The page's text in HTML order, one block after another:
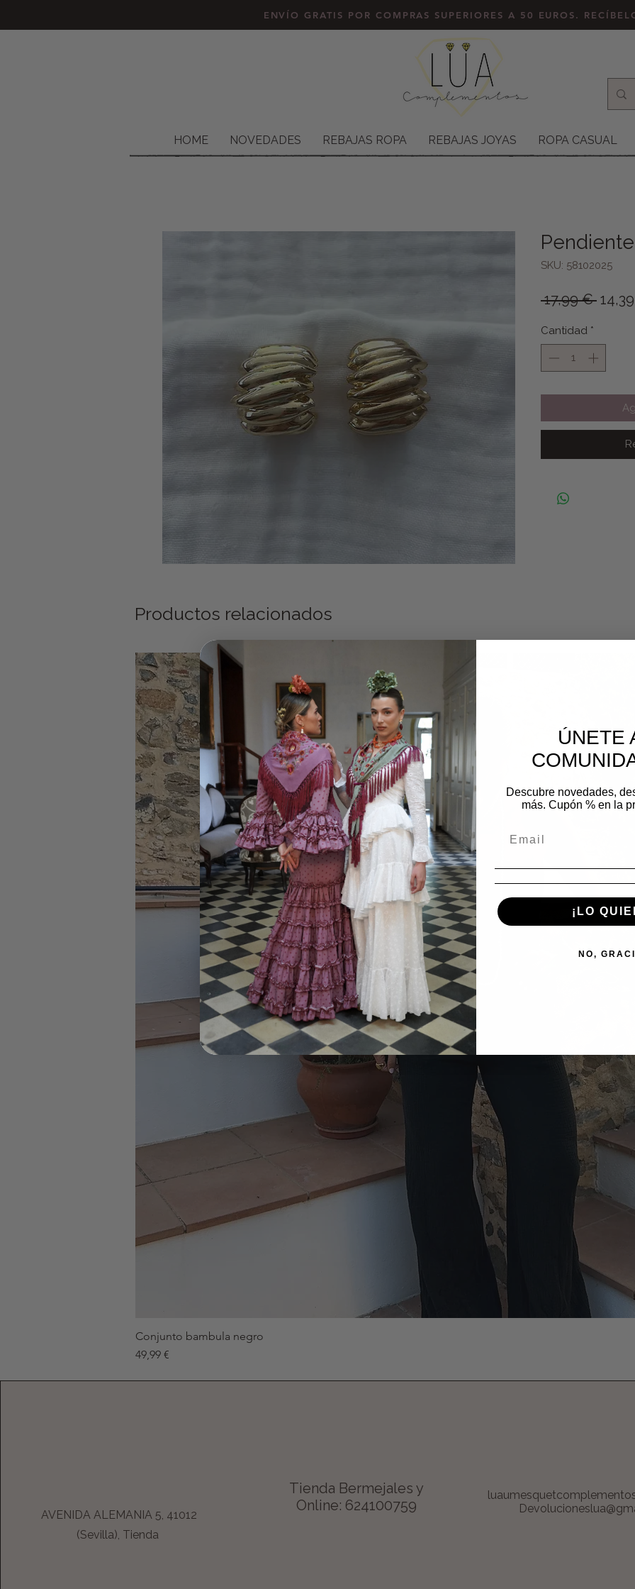
ENVÍO GRATIS POR COMPRAS SUPERIORES A 50 EUROS.
HOME NOVEDADES REBAJAS ROPA REBAJAS JOYAS ROPA CASUAL
SKU: 58102025
17,99 €
Cantidad *
Productos relacionados
Conjunto bambula negro
Precio
49,99 €
AVENIDA ALEMANIA 5, 41012
(Sevilla), Tienda
Tienda Bermejales y
Online: 624100759
ÚNETE
Descubre novedades,
más. Cupón % en la
¡LO
NO,